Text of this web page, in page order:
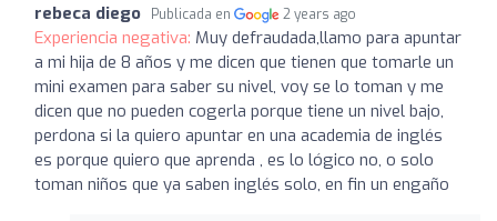
rebeca diego Publicada en 2 years ago
Experiencia negativa: Muy defraudada,llamo para apuntar
a mi hija de 8 años y me dicen que tienen que tomarle un
mini examen para saber su nivel, voy se lo toman y me
dicen que no pueden cogerla porque tiene un nivel bajo,
perdona si la quiero apuntar en una academia de inglés
es porque quiero que aprenda , es lo lógico no, o solo
toman niños que ya saben inglés solo, en fin un engaño